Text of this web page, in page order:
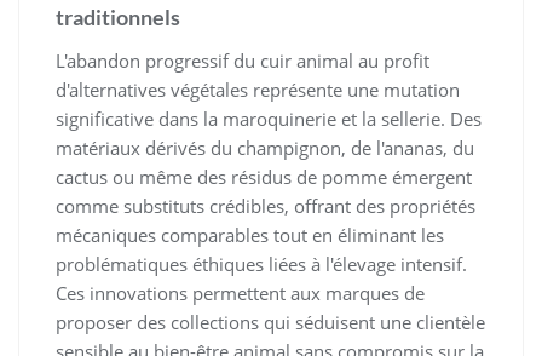
traditionnels
L'abandon progressif du cuir animal au profit
d'alternatives végétales représente une mutation
significative dans la maroquinerie et la sellerie. Des
matériaux dérivés du champignon, de l'ananas, du
cactus ou même des résidus de pomme émergent
comme substituts crédibles, offrant des propriétés
mécaniques comparables tout en éliminant les
problématiques éthiques liées à l'élevage intensif.
Ces innovations permettent aux marques de
proposer des collections qui séduisent une clientèle